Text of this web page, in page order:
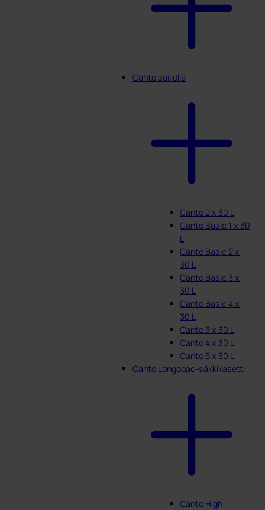
Canto säiliöllä
Canto 2 x 30 L
Canto Basic 1 x 30
L
Canto Basic 2 x
30 L
Canto Basic 3 x
30 L
Canto Basic 4 x
30 L
Canto 3 x 30 L
Canto 4 x 30 L
Canto 5 x 30 L
Canto Longopac-säkkikasetti
Canto High